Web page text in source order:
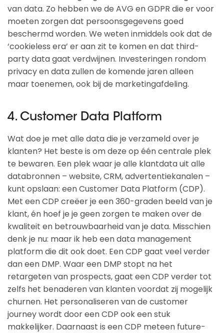
van data. Zo hebben we de AVG en GDPR die er voor
moeten zorgen dat persoonsgegevens goed
beschermd worden. We weten inmiddels ook dat de
‘cookieless era’ er aan zit te komen en dat third-
party data gaat verdwijnen. Investeringen rondom
privacy en data zullen de komende jaren alleen
maar toenemen, ook bij de marketingafdeling.
4. Customer Data Platform
Wat doe je met alle data die je verzameld over je
klanten? Het beste is om deze op één centrale plek
te bewaren. Een plek waar je alle klantdata uit alle
databronnen – website, CRM, advertentiekanalen –
kunt opslaan: een Customer Data Platform (CDP).
Met een CDP creëer je een 360-graden beeld van je
klant, én hoef je je geen zorgen te maken over de
kwaliteit en betrouwbaarheid van je data. Misschien
denk je nu: maar ik heb een data management
platform die dit ook doet. Een CDP gaat veel verder
dan een DMP. Waar een DMP stopt na het
retargeten van prospects, gaat een CDP verder tot
zelfs het benaderen van klanten voordat zij mogelijk
churnen. Het personaliseren van de customer
journey wordt door een CDP ook een stuk
makkelijker. Daarnaast is een CDP meteen future-